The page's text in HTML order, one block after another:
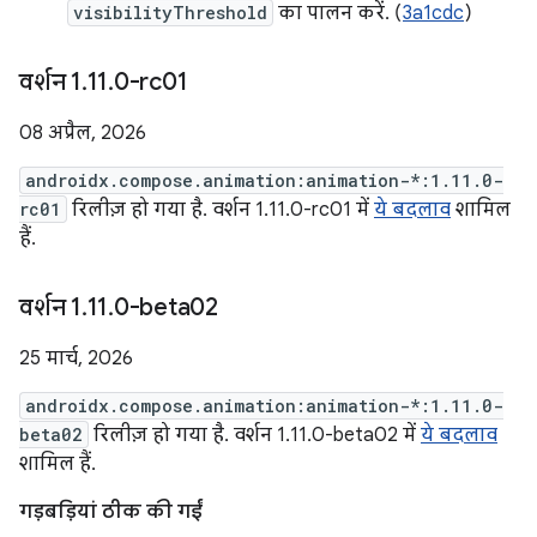
visibilityThreshold का पालन करें. (3a1cdc)
वर्शन 1.11.0-rc01
08 अप्रैल, 2026
androidx.compose.animation:animation-*:1.11.0-
rc01
रिलीज़ हो गया है. वर्शन 1.11.0-rc01 में ये बदलाव शामिल
हैं.
वर्शन 1.11.0-beta02
25 मार्च, 2026
androidx.compose.animation:animation-*:1.11.0-
beta02 रिलीज़ हो गया है. वर्शन 1.11.0-beta02 में ये बदलाव
शामिल हैं.
गड़बड़ियां ठीक की गईं